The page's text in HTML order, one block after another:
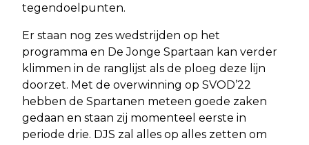
tegendoelpunten.
Er staan nog zes wedstrijden op het
programma en De Jonge Spartaan kan verder
klimmen in de ranglijst als de ploeg deze lijn
doorzet. Met de overwinning op SVOD’22
hebben de Spartanen meteen goede zaken
gedaan en staan zij momenteel eerste in
periode drie. DJS zal alles op alles zetten om